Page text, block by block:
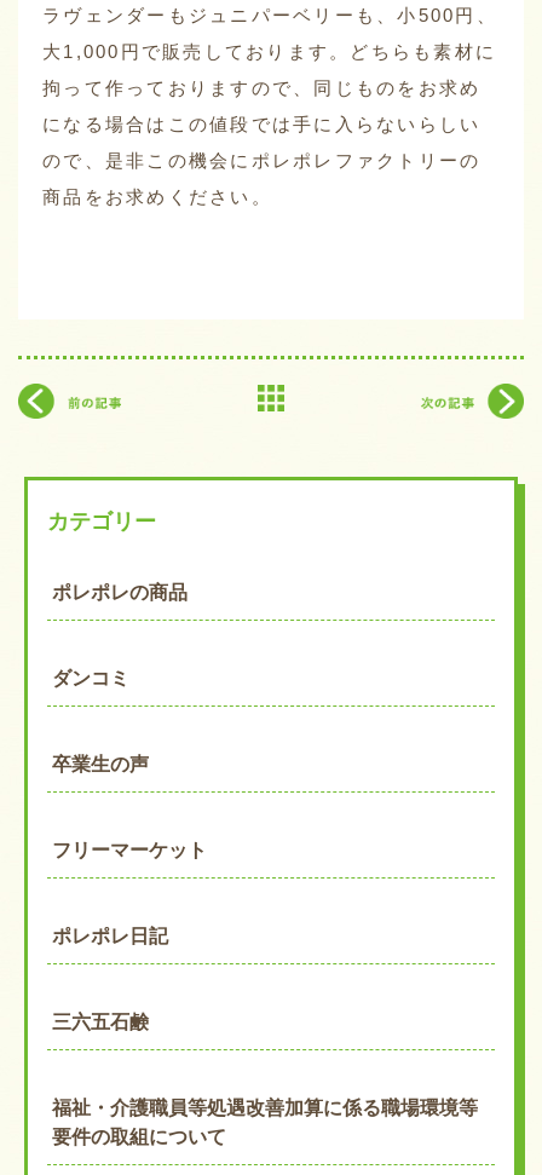
ラヴェンダーもジュニパーベリーも、小500円、
大1,000円で販売しております。どちらも素材に
拘って作っておりますので、同じものをお求め
になる場合はこの値段では手に入らないらしい
ので、是非この機会にポレポレファクトリーの
商品をお求めください。
カテゴリー
ポレポレの商品
ダンコミ
卒業生の声
フリーマーケット
ポレポレ日記
三六五石鹸
福祉・介護職員等処遇改善加算に係る職場環境等
要件の取組について